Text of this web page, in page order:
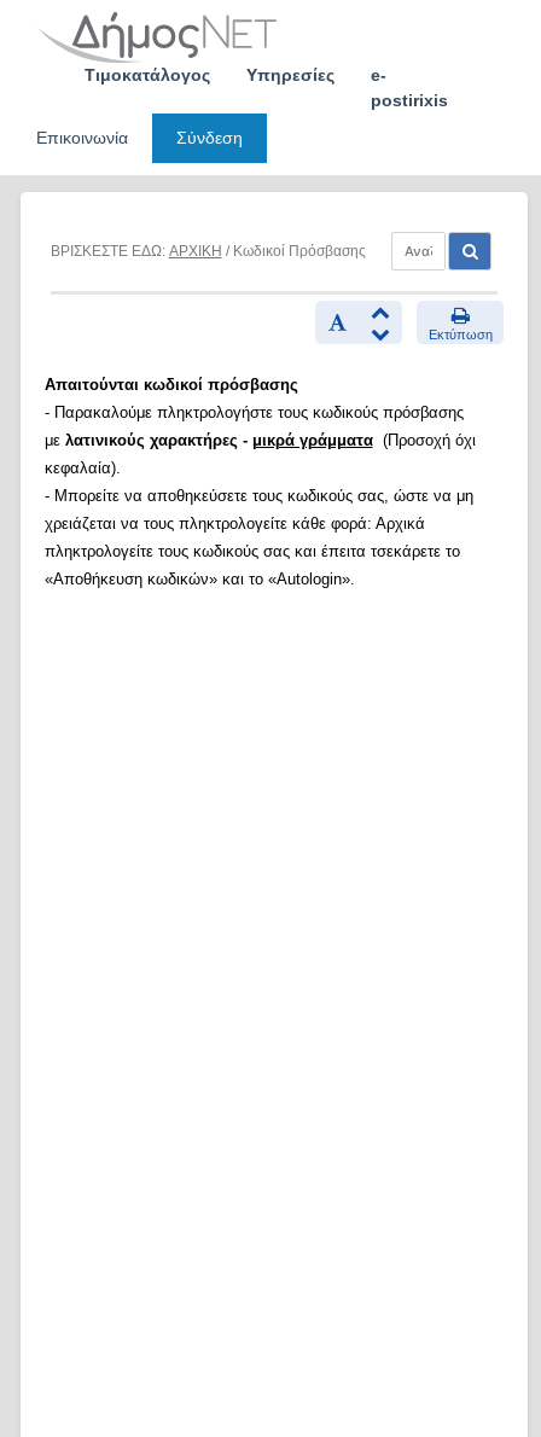
Τιμοκατάλογος Υπηρεσίες
e-
postirixis
Επικοινωνία
Σύνδεση
ΒΡΙΣΚΕΣΤΕ ΕΔΩ: ΑΡΧΙΚΗ / Κωδικοί Πρόσβασης
Εκτύπωση
Απαιτούνται κωδικοί πρόσβασης
- Παρακαλούμε πληκτρολογήστε τους κωδικούς πρόσβασης
με λατινικούς χαρακτήρες - μικρά γράμματα(Προσοχή όχι
κεφαλαία).
- Μπορείτε να αποθηκεύσετε τους κωδικούς σας, ώστε να μη
χρειάζεται να τους πληκτρολογείτε κάθε φορά: Αρχικά
πληκτρολογείτε τους κωδικούς σας και έπειτα τσεκάρετε το
«Αποθήκευση κωδικών» και το «Autologin».